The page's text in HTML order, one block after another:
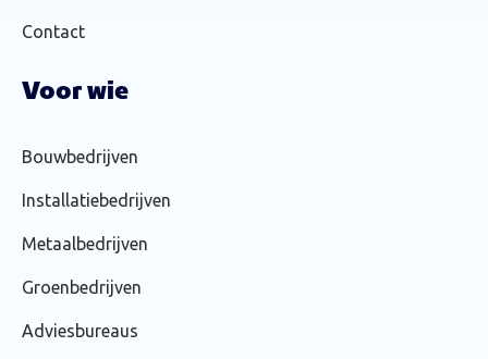
Contact
Voor wie
Bouwbedrijven
Installatiebedrijven
Metaalbedrijven
Groenbedrijven
Adviesbureaus